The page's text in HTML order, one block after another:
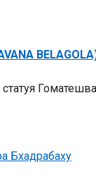
статуя
Бхадрабаху